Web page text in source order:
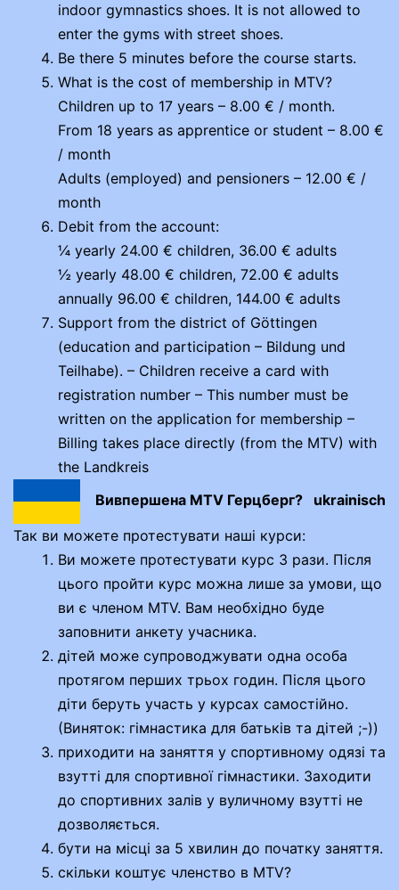
indoor gymnastics shoes. It is not allowed to
enter the gyms with street shoes.
Be there 5 minutes before the course starts.
What is the cost of membership in MTV?
Children up to 17 years – 8.00 € / month.
From 18 years as apprentice or student – 8.00 €
/ month
Adults (employed) and pensioners – 12.00 € /
month
Debit from the account:
¼ yearly 24.00 € children, 36.00 € adults
½ yearly 48.00 € children, 72.00 € adults
annually 96.00 € children, 144.00 € adults
Support from the district of Göttingen
(education and participation – Bildung und
Teilhabe). – Children receive a card with
registration number – This number must be
written on the application for membership –
Billing takes place directly (from the MTV) with
the Landkreis
Вивпершена MTV Герцберг? ukrainisch
Так ви можете протестувати наші курси:
Ви можете протестувати курс 3 рази. Після
цього пройти курс можна лише за умови, що
ви є членом MTV. Вам необхідно буде
заповнити анкету учасника.
дітей може супроводжувати одна особа
протягом перших трьох годин. Після цього
діти беруть участь у курсах самостійно.
(Виняток: гімнастика для батьків та дітей ;-))
приходити на заняття у спортивному одязі та
взутті для спортивної гімнастики. Заходити
до спортивних залів у вуличному взутті не
дозволяється.
бути на місці за 5 хвилин до початку заняття.
скільки коштує членство в MTV?